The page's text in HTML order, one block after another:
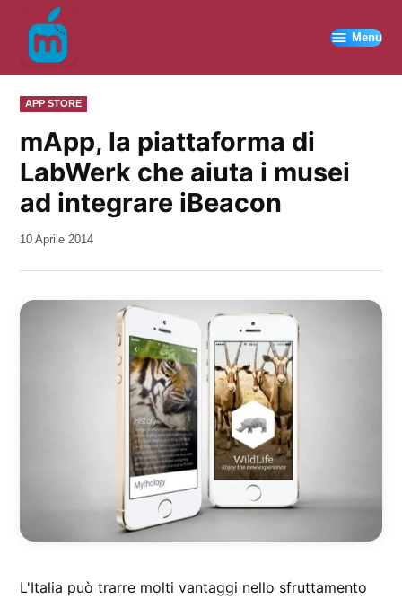
contenuto
Menu
PUBBLICATO
IN
APP STORE
mApp, la piattaforma di
LabWerk che aiuta i musei
ad integrare iBeacon
da
10 Aprile 2014
L'Italia può trarre molti vantaggi nello sfruttamento